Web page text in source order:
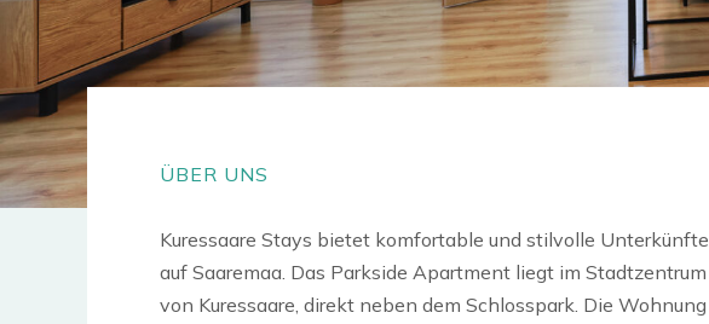
ÜBER UNS
Kuressaare Stays bietet komfortable und stilvolle Unterkünfte
auf Saaremaa. Das Parkside Apartment liegt im Stadtzentrum
von Kuressaare, direkt neben dem Schlosspark. Die Wohnung